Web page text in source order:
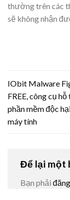
thường trên các
sẽ không nhận
IObit Malware
FREE, công cụ
phần mềm độc
máy tính
Để lại một
Bạn phải